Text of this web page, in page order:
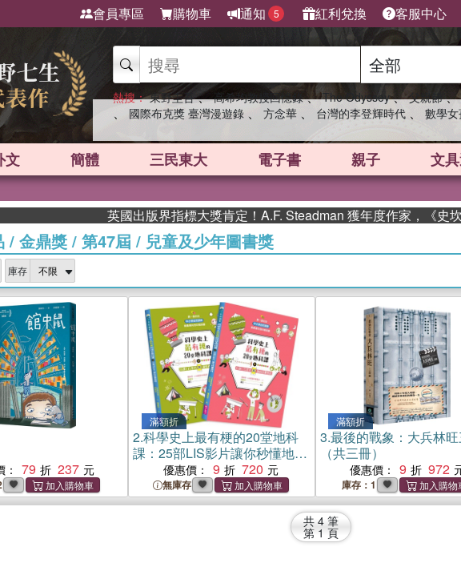
會員專區 購物車 通知 5 紅利兌換 客服中心
熱搜： 東野圭吾 、 高希均教授回憶錄 、 The Odyssey 、 父親節 、
、 國際布克獎 臺灣漫遊錄 、 方念華 、 台灣的李登輝時代 、 數學
文 簡體 三民東大 電子書 親子 文
英國出版界指標大獎肯定！A.F. Steadman 獲年度作家，《史坎德》系
/ 金鼎獎 / 第47屆 / 兒童及少年圖書獎
庫存
79 237
滿額折
2.科學史上最有梗的20堂地科
課：25部LIS影片讓你秒懂地科
（共二冊）
優惠價： 9 720
無庫存
滿額折
3.最後的戰象：大兵林
（共三冊）
優惠價： 9 972
庫存：1
共 4 筆
第 1 頁